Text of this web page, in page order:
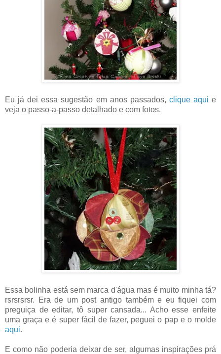
Eu já dei essa sugestão em anos passados, clique aqui e
veja o passo-a-passo detalhado e com fotos.
Essa bolinha está sem marca d'água mas é muito minha tá?
rsrsrsrsr. Era de um post antigo também e eu fiquei com
preguiça de editar, tô super cansada... Acho esse enfeite
uma graça e é super fácil de fazer, peguei o pap e o molde
aqui.
E como não poderia deixar de ser, algumas inspirações prá